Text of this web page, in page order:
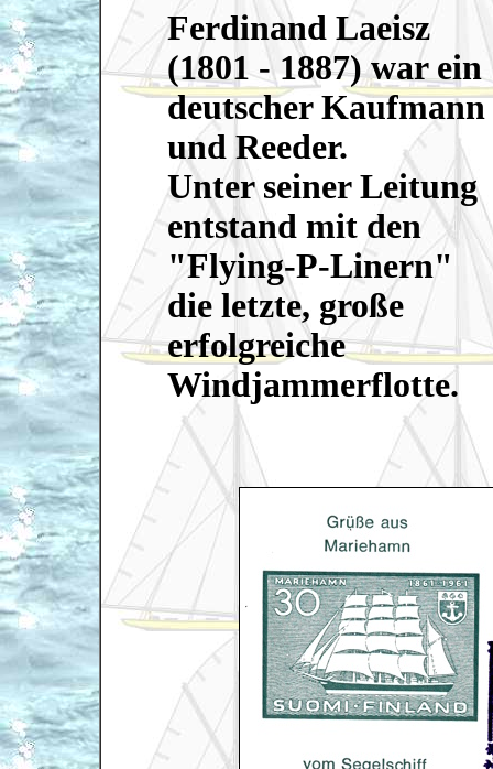
Ferdinand Laeisz
(1801 - 1887) war ein
deutscher Kaufmann
und Reeder.
Unter seiner Leitung
entstand mit den
"Flying-P-Linern"
die letzte, große
erfolgreiche
Windjammerflotte.